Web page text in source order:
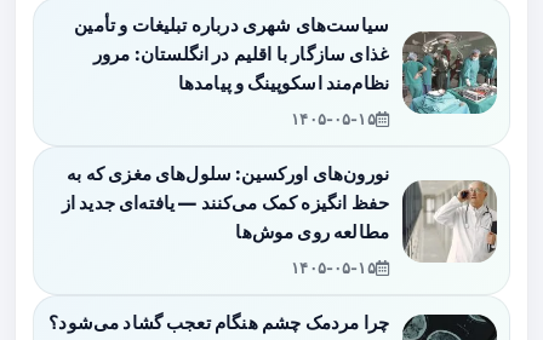
سیاست‌های شهری درباره تبلیغات و تأمین
غذای سازگار با اقلیم در انگلستان: مرور
نظام‌مند اسکوپینگ و پیامدها
۱۴۰۵-۰۵-۱۵
نورون‌های اورکسین: سلول‌های مغزی که به
حفظ انگیزه کمک می‌کنند — یافته‌ای جدید از
مطالعه روی موش‌ها
۱۴۰۵-۰۵-۱۵
چرا مردمک چشم هنگام تعجب گشاد می‌شود؟